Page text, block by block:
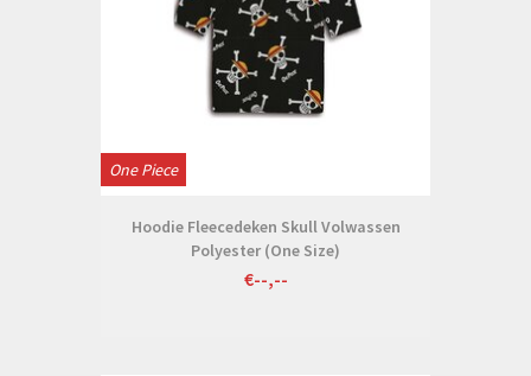
One Piece
Hoodie Fleecedeken Skull Volwassen
Polyester (One Size)
€--,--